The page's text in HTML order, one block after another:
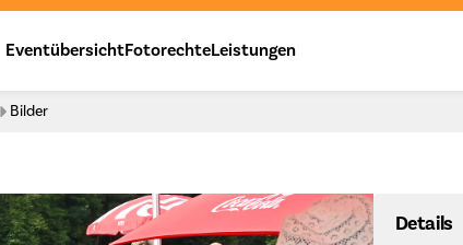
EventübersichtFotorechteLeistungen
Bilder
Details